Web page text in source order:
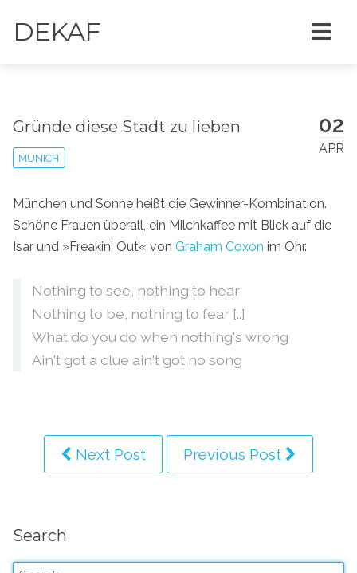
DEKAF
02
APR
Gründe diese Stadt zu lieben
MUNICH
München und Sonne heißt die Gewinner-Kombination.
Schöne Frauen überall, ein Milchkaffee mit Blick auf die
Isar und »Freakin' Out« von Graham Coxon im Ohr.
Nothing to see, nothing to hear
Nothing to be, nothing to fear [..]
What do you do when nothing's wrong
Ain't got a clue ain't got no song
Next Post Previous Post
Search